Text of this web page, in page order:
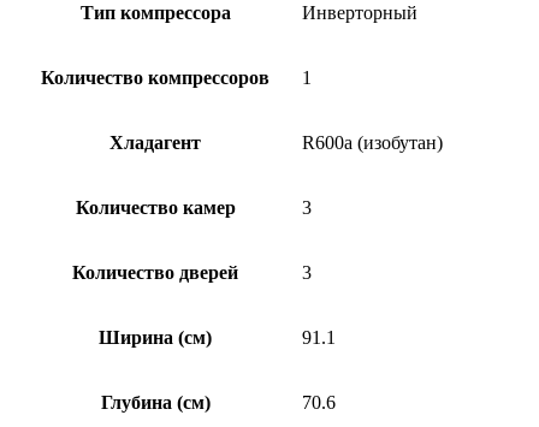
Тип компрессора Инверторный
Количество компрессоров 1
Хладагент R600a (изобутан)
Количество камер 3
Количество дверей 3
Ширина (см) 91.1
Глубина (см) 70.6